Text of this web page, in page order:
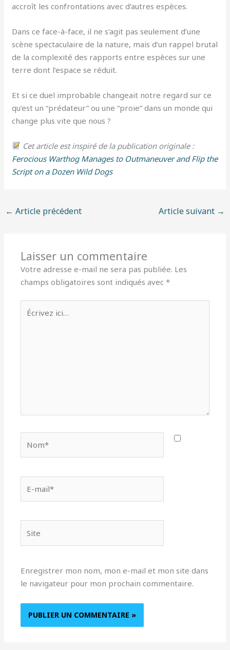
accroît les confrontations avec d’autres espèces.
Dans ce face-à-face, il ne s’agit pas seulement d’une
scène spectaculaire de la nature, mais d’un rappel brutal
de la complexité des rapports entre espèces sur une
terre dont l’espace se réduit.
Et si ce duel improbable changeait notre regard sur ce
qu’est un “prédateur” ou une “proie” dans un monde qui
change plus vite que nous ?
Cet article est inspiré de la publication originale :
Ferocious Warthog Manages to Outmaneuver and Flip the
Script on a Dozen Wild Dogs
← Article précédent Article suivant →
Laisser un commentaire
Votre adresse e-mail ne sera pas publiée. Les
champs obligatoires sont indiqués avec*
ici…
mail*
Enregistrer mon nom, mon e-mail et mon site dans
le navigateur pour mon prochain commentaire.